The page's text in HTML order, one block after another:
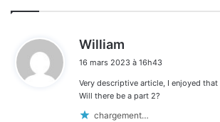
William
t
:
16 mars 2023 à 16h43
Very descriptive article, I enjoyed that
Will there be a part 2?
chargement…